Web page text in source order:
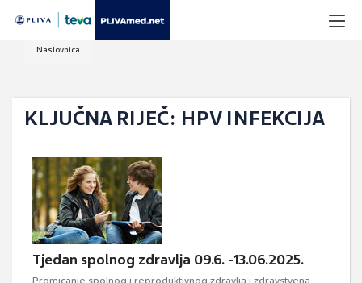
Naslovnica
KLJUČNA RIJEČ: HPV INFEKCIJA
Tjedan spolnog zdravlja 09.6. -13.06.2025.